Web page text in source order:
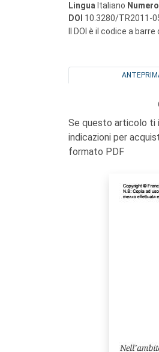
Lingua Italiano
DOI 10.3280/TR2011-
Il DOI è il codice a
Se questo articolo ti
indicazioni per
formato PDF